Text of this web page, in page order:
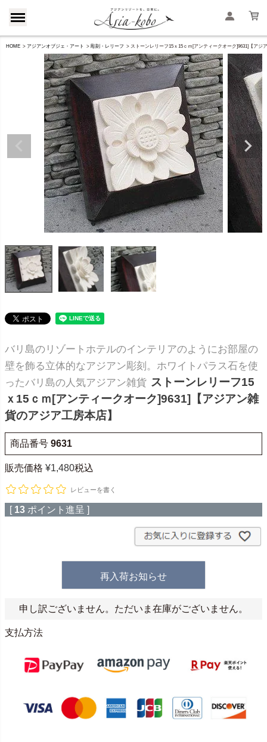
HOME アジアンオブジェ・アート 彫刻・レリーフ ストーンレリーフ15ｘ15ｃｍ[アンティークオーク]9631]【アジ
バリ島のリゾートホテルのインテリアのようにお部屋の
壁を飾る立体的なアジアン彫刻。ホワイトパラス石を使
ったバリ島の人気アジアン雑貨 ストーンレリーフ15
ｘ15ｃｍ[アンティークオーク]9631]【アジアン雑
貨のアジア工房本店】
商品番号 9631
販売価格 ¥1,480税込
レビューを書く
[ 13 ポイント進呈 ]
再入荷お知らせ
申し訳ございません。ただいま在庫がございません。
支払方法